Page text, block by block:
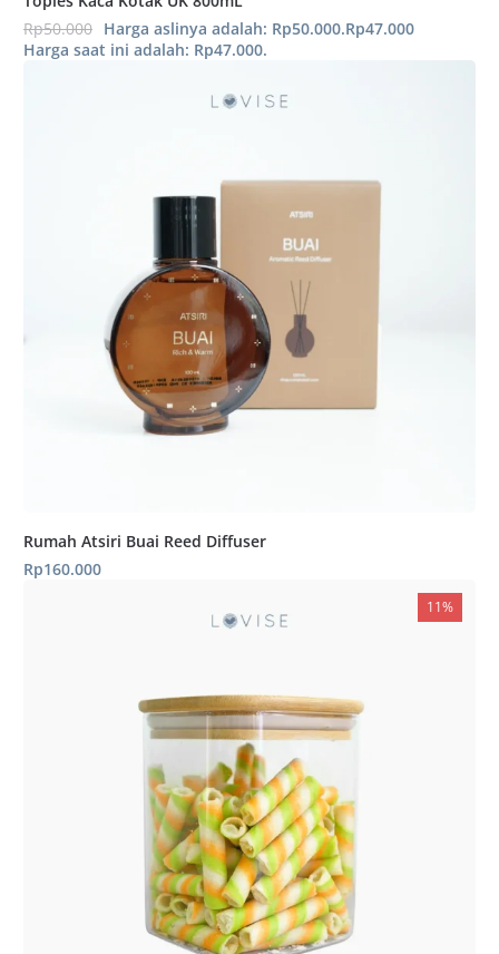
Rp50.000 Harga aslinya adalah: Rp50.000.Rp47.000
Harga saat ini adalah: Rp47.000.
Rumah Atsiri Buai Reed Diffuser
Rp160.000
11%